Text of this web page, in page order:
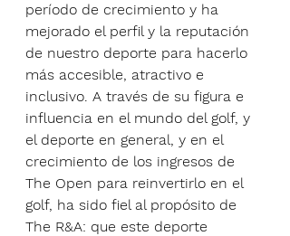
período de crecimiento y ha
mejorado el perfil y la reputación
de nuestro deporte para hacerlo
más accesible, atractivo e
inclusivo. A través de su figura e
influencia en el mundo del golf, y
el deporte en general, y en el
crecimiento de los ingresos de
The Open para reinvertirlo en el
golf, ha sido fiel al propósito de
The R&A: que este deporte